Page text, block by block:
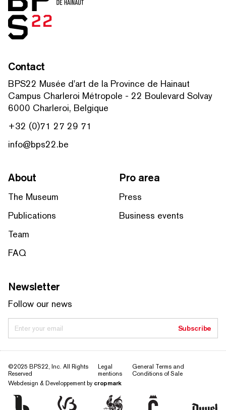
Contact
BPS22 Musée d'art de la Province de Hainaut
Campus Charleroi Métropole - 22 Boulevard Solvay
6000 Charleroi, Belgique
+32 (0)71 27 29 71
info@bps22.be
About
The Museum
Publications
Team
FAQ
Pro area
Press
Business events
Newsletter
Follow our news
Enter your email Subscribe
©2025 BPS22, Inc. All Rights
Reserved
Legal
mentions
General Terms and
Conditions of Sale
Webdesign & Developpement by cropmark